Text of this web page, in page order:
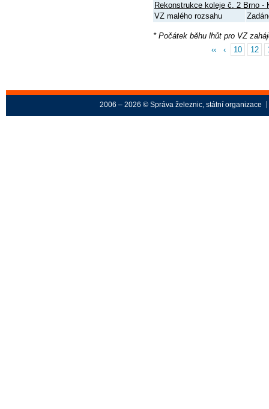
Rekonstrukce koleje č. 2 Brno -
VZ malého rozsahu
* Počátek běhu lhůt pro VZ
‹‹
‹ 10 12
2006 – 2026 © Správa železnic, státní organizace